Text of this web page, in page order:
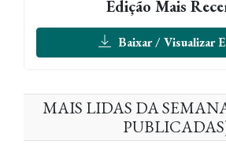
Edição Mais
Baixar / Visualizar
MAIS LIDAS DA